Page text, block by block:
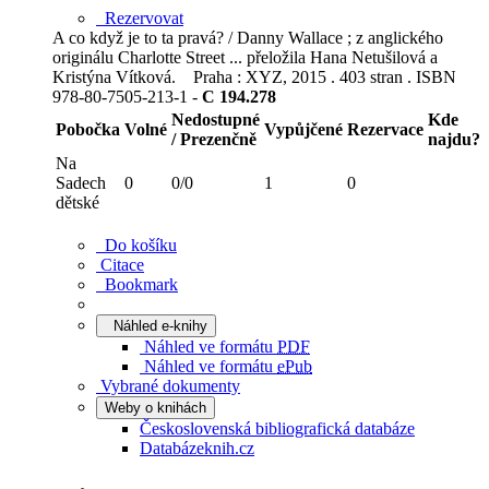
Rezervovat
A co když je to ta pravá? / Danny Wallace ; z anglického
originálu Charlotte Street ... přeložila Hana Netušilová a
Kristýna Vítková. Praha : XYZ, 2015 . 403 stran . ISBN
978-80-7505-213-1 - C 194.278
Pobočka Volné
Nedostupné
/ Prezenčně
Vypůjčené Rezervace
Kde
najdu?
Na
Sadech
dětské
0 0/0 1 0
Do košíku
Citace
Bookmark
Náhled e-knihy
Náhled ve formátu PDF
Náhled ve formátu ePub
Vybrané dokumenty
Weby o knihách
Československá bibliografická databáze
Databázeknih.cz